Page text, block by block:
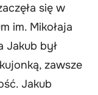
się w
im. Mikołaja
Jakub był
zawsze
Jakub